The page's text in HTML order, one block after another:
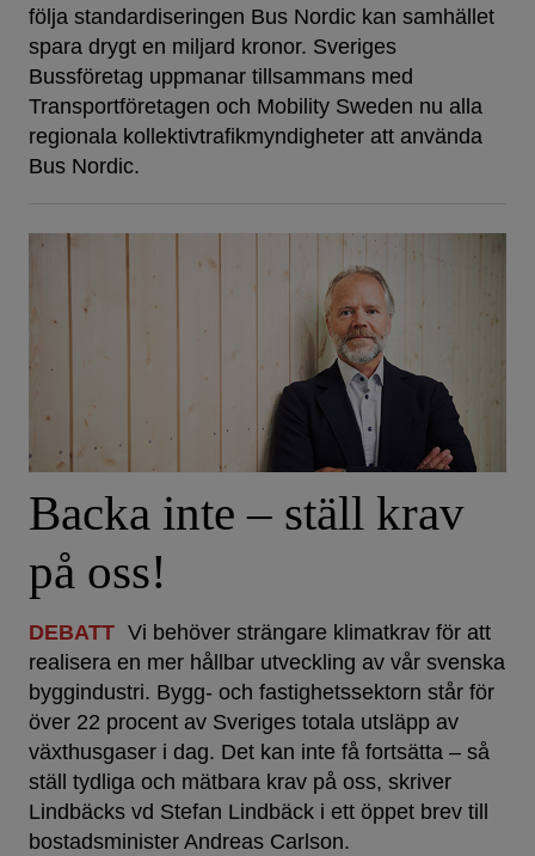
följa standardiseringen Bus Nordic kan samhället
spara drygt en miljard kronor. Sveriges
Bussföretag uppmanar tillsammans med
Transportföretagen och Mobility Sweden nu alla
regionala kollektivtrafikmyndigheter att använda
Bus Nordic.
Backa inte – ställ krav
på oss!
DEBATT Vi behöver strängare klimatkrav för att
realisera en mer hållbar utveckling av vår svenska
byggindustri. Bygg- och fastighetssektorn står för
över 22 procent av Sveriges totala utsläpp av
växthusgaser i dag. Det kan inte få fortsätta – så
ställ tydliga och mätbara krav på oss, skriver
Lindbäcks vd Stefan Lindbäck i ett öppet brev till
bostadsminister Andreas Carlson.